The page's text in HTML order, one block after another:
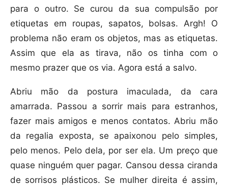
para o outro. Se curou da sua compulsão por
etiquetas em roupas, sapatos, bolsas. Argh! O
problema não eram os objetos, mas as etiquetas.
Assim que ela as tirava, não os tinha com o
mesmo prazer que os via. Agora está a salvo.
Abriu mão da postura imaculada, da cara
amarrada. Passou a sorrir mais para estranhos,
fazer mais amigos e menos contatos. Abriu mão
da regalia exposta, se apaixonou pelo simples,
pelo menos. Pelo dela, por ser ela. Um preço que
quase ninguém quer pagar. Cansou dessa ciranda
de sorrisos plásticos. Se mulher direita é assim,